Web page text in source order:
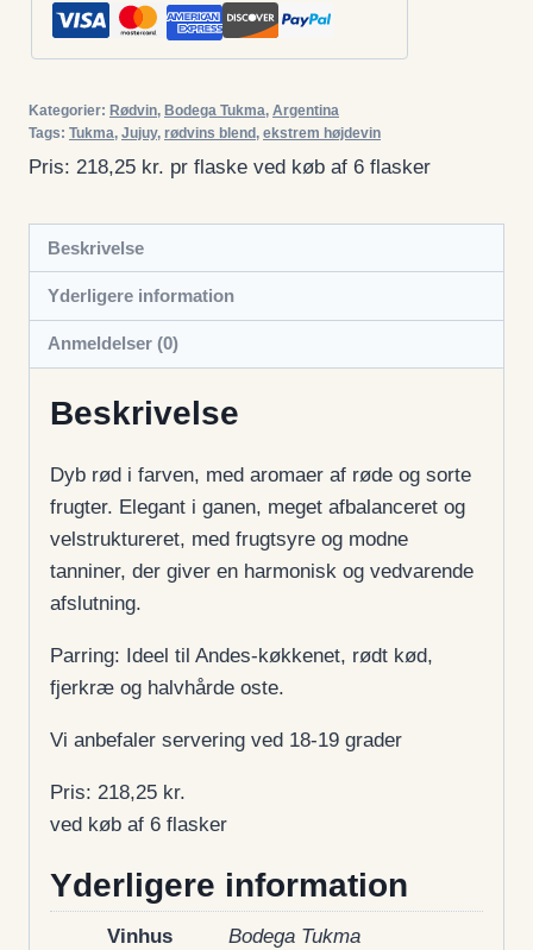
antal
Kategorier: Rødvin, Bodega Tukma, Argentina
Tags: Tukma, Jujuy, rødvins blend , ekstrem højdevin
Pris: 218,25 kr. pr flaske ved køb af 6 flasker
Beskrivelse
Yderligere information
Anmeldelser (0)
Beskrivelse
Dyb rød i farven, med aromaer af røde og sorte
frugter. Elegant i ganen, meget afbalanceret og
velstruktureret, med frugtsyre og modne
tanniner, der giver en harmonisk og vedvarende
afslutning.
Parring: Ideel til Andes-køkkenet, rødt kød,
fjerkræ og halvhårde oste.
Vi anbefaler servering ved 18-19 grader
Pris: 218,25 kr.
ved køb af 6 flasker
Yderligere information
Vinhus Bodega Tukma